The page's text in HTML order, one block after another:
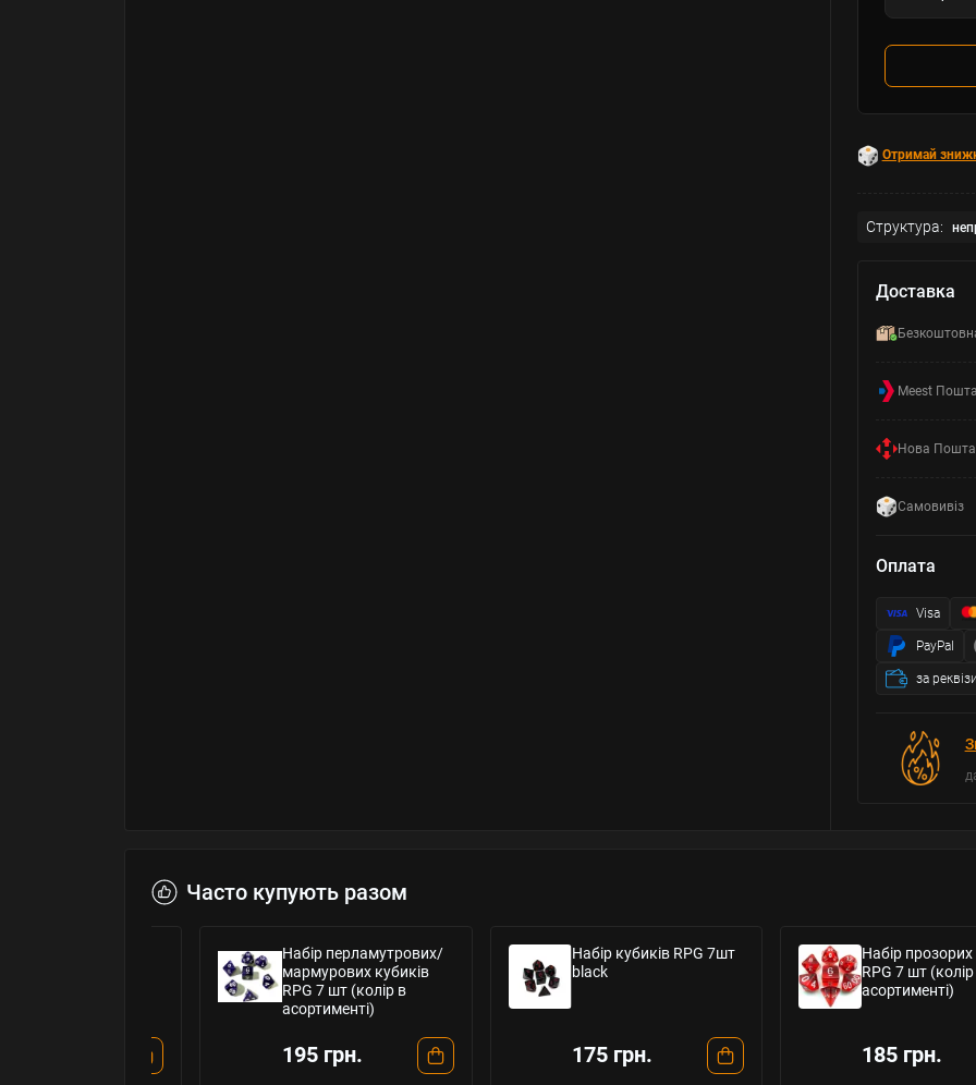
Отримай
Структура:
Доставка
Meest Пошта
Нова Пошта
Самовивіз
Оплата
Visa
PayPal
за
Часто купують разом
Набір перламутрових/
мармурових кубиків
RPG 7 шт (колір в
асортименті)
195 грн.
Набір кубиків RPG 7шт
black
175 грн.
Набір прозорих
RPG 7 шт (колір в
асортименті)
185 грн.